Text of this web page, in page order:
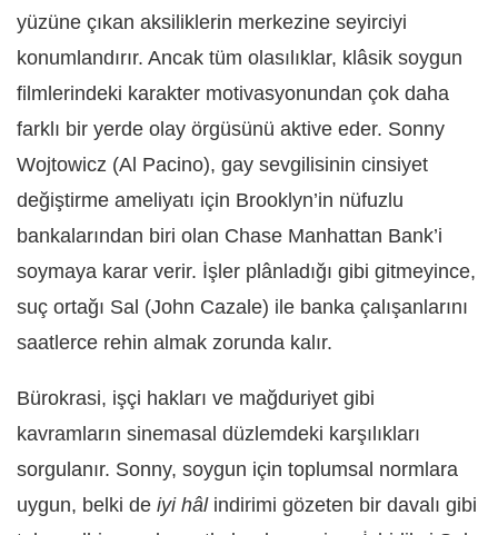
yüzüne çıkan aksiliklerin merkezine seyirciyi
konumlandırır. Ancak tüm olasılıklar, klâsik soygun
filmlerindeki karakter motivasyonundan çok daha
farklı bir yerde olay örgüsünü aktive eder. Sonny
Wojtowicz (Al Pacino), gay sevgilisinin cinsiyet
değiştirme ameliyatı için Brooklyn’in nüfuzlu
bankalarından biri olan Chase Manhattan Bank’i
soymaya karar verir. İşler plânladığı gibi gitmeyince,
suç ortağı Sal (John Cazale) ile banka çalışanlarını
saatlerce rehin almak zorunda kalır.
Bürokrasi, işçi hakları ve mağduriyet gibi
kavramların sinemasal düzlemdeki karşılıkları
sorgulanır. Sonny, soygun için toplumsal normlara
uygun, belki de iyi hâlindirimi gözeten bir davalı gibi